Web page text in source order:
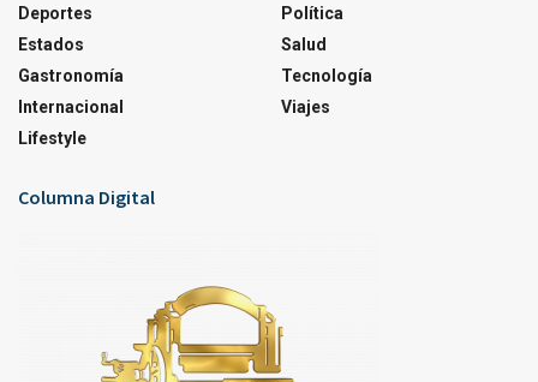
Deportes
Estados
Gastronomía
Internacional
Lifestyle
Política
Salud
Tecnología
Viajes
Columna Digital